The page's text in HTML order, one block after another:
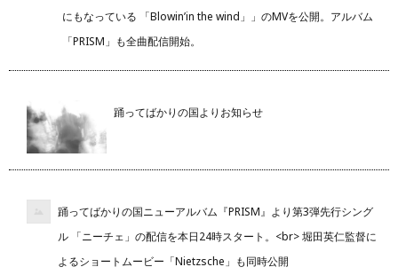
にもなっている 「Blowin’in the wind」」のMVを公開。アルバム
「PRISM」も全曲配信開始。
踊ってばかりの国よりお知らせ
踊ってばかりの国ニューアルバム『PRISM』より第3弾先行シング
ル 「ニーチェ」の配信を本日24時スタート。<br> 堀田英仁監督に
よるショートムービー「Nietzsche」も同時公開